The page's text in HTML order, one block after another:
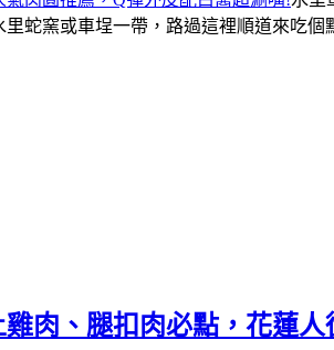
蛇窯或車埕一帶，路過這裡順道來吃個
肉、腿扣肉必點，花蓮人